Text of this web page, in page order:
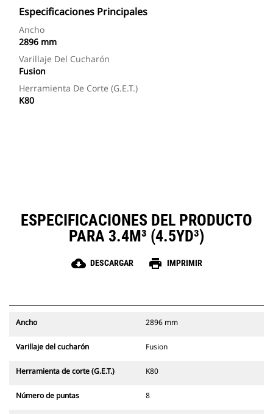
Especificaciones Principales
Ancho
2896 mm
Varillaje Del Cucharón
Fusion
Herramienta De Corte (G.E.T.)
K80
ESPECIFICACIONES DEL PRODUCTO
PARA 3.4M³ (4.5YD³)
cloud_download DESCARGAR print IMPRIMIR
Ancho 2896 mm
Varillaje del cucharón Fusion
Herramienta de corte (G.E.T.) K80
Número de puntas 8